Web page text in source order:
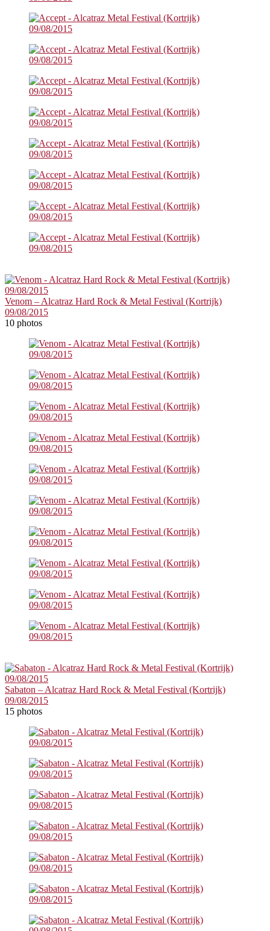
Venom – Alcatraz Hard Rock & Metal Festival (Kortrijk)
09/08/2015
10 photos
Sabaton – Alcatraz Hard Rock & Metal Festival (Kortrijk)
09/08/2015
15 photos